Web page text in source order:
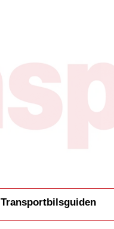
Transportbilsguiden